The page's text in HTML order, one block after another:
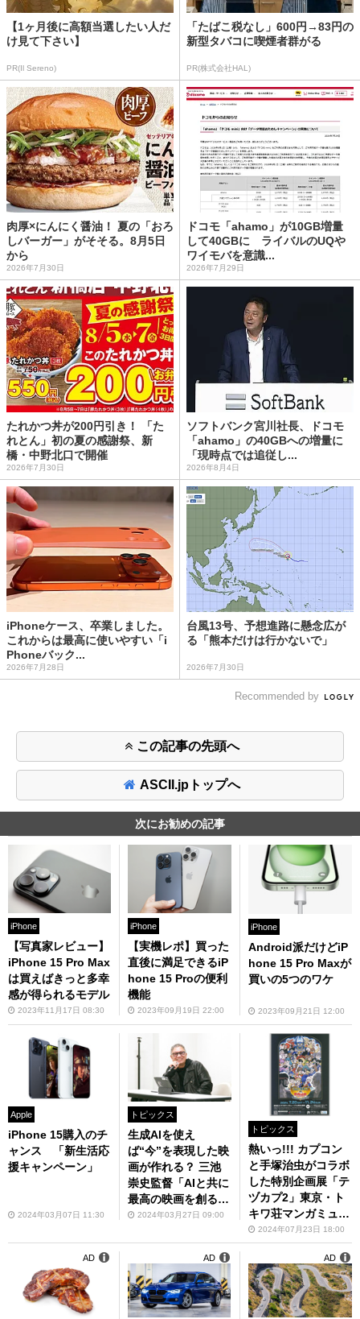
【1ヶ月後に高額当選したい人だ
け見て下さい】
PR(Il Sereno)
「たばこ税なし」600円→83円の
新型タバコに喫煙者群がる
PR(株式会社HAL)
肉厚×にんにく醤油！ 夏の「おろ
しバーガー」がそそる。8月5日
から
2026年7月30日
ドコモ「ahamo」が10GB増量
して40GBに ライバルのUQや
ワイモバを意識...
2026年7月29日
たれかつ丼が200円引き！ 「た
れとん」初の夏の感謝祭、新
橋・中野北口で開催
2026年7月30日
ソフトバンク宮川社長、ドコモ
「ahamo」の40GBへの増量に
「現時点では追従し...
2026年8月4日
iPhoneケース、卒業しました。
これからは最高に使いやすい「i
Phoneバック...
2026年7月28日
台風13号、予想進路に懸念広が
る「熊本だけは行かないで」
2026年7月30日
Recommended by
この記事の先頭へ
ASCII.jpトップへ
次にお勧めの記事
iPhone
【写真家レビュー】
iPhone 15 Pro Max
は買えばきっと多幸
感が得られるモデル
2023年11月17日 08:30
iPhone
【実機レポ】買った
直後に満足できるiP
hone 15 Proの便利
機能
2023年09月19日 22:00
iPhone
Android派だけどiP
hone 15 Pro Maxが
買いの5つのワケ
2023年09月21日 12:00
Apple
iPhone 15購入のチ
ャンス 「新生活応
援キャンペーン」
2024年03月07日 11:30
トピックス
生成AIを使え
ば“今”を表現した映
画が作れる？ 三池
崇史監督「AIと共に
最高の映画を創る
会」発足
2024年03月27日 09:00
トピックス
熱いっ!!! カプコン
と手塚治虫がコラボ
した特別企画展「テ
ヅカプ2」東京・ト
キワ荘マンガミュー
ジアムにて開催中！
2024年07月23日 18:00
AD AD AD